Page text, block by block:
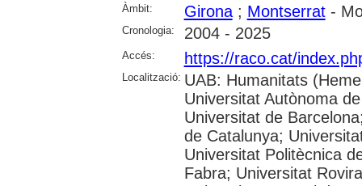
Àmbit: Girona; Montserrat-
Cronologia: 2004 - 2025
Accés: https://raco.cat/
Localització: UAB: Humanitats
Universitat Autònoma
Universitat de
de Catalunya;
Universitat Politècnica
Fabra; Universitat